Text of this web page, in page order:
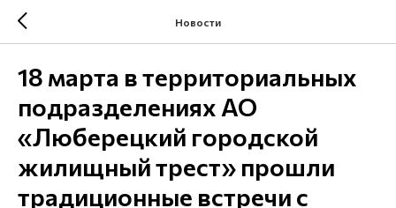
Новости
18 марта в территориальных
подразделениях АО
«Люберецкий городской
жилищный трест» прошли
традиционные встречи с